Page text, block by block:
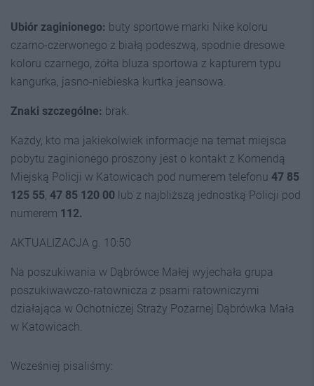
Ubiór zaginionego: buty sportowe marki Nike koloru
czarno-czerwonego z białą podeszwą, spodnie dresowe
koloru czarnego, żółta bluza sportowa z kapturem typu
kangurka, jasno-niebieska kurtka jeansowa.
Znaki szczególne: brak.
Każdy, kto ma jakiekolwiek informacje na temat miejsca
pobytu zaginionego proszony jest o kontakt z Komendą
Miejską Policji w Katowicach pod numerem telefonu 47 85
125 55 47 85 120 00 lub z najbliższą jednostką Policji pod
numerem 112.
AKTUALIZACJA g. 10:50
Na poszukiwania w Dąbrówce Małej wyjechała grupa
poszukiwawczo-ratownicza z psami ratowniczymi
działająca w Ochotniczej Straży Pożarnej Dąbrówka Mała
w Katowicach.
Wcześniej pisaliśmy: